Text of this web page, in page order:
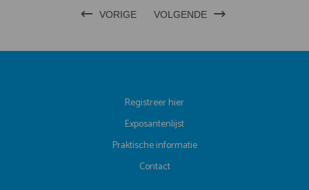
VORIGE VOLGENDE
Registreer hier
Exposantenlijst
Praktische informatie
Contact